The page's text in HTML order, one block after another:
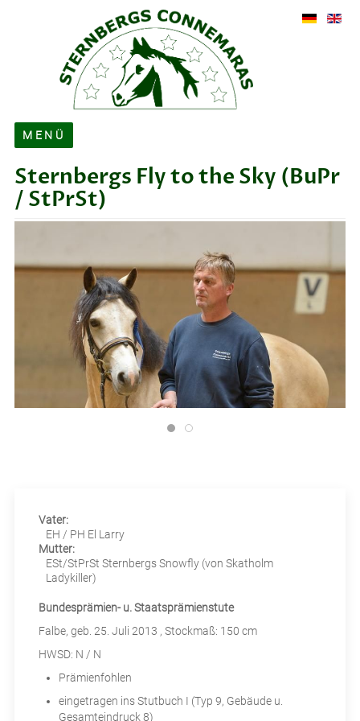
MENÜ
Über uns
Verkauf
Zuchtstuten
Ehemalige Zuchtstuten
Fohlen
Neues
Pensionspferde & Aufzucht
Sternbergs Fly to the Sky (BuPr
/ StPrSt)
Vater:
EH / PH El Larry
Mutter:
ESt/StPrSt Sternbergs Snowfly (von Skatholm
Ladykiller)
Bundesprämien- u. Staatsprämienstute
Falbe, geb. 25. Juli 2013 , Stockmaß: 150 cm
HWSD: N / N
Prämienfohlen
eingetragen ins Stutbuch I (Typ 9, Gebäude u.
Gesamteindruck 8)